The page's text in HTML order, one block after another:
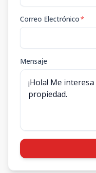
Correo Electrónico*
Mensaje